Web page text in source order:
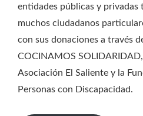
entidades públicas y privadas
muchos ciudadanos
con sus donaciones a través
COCINAMOS
Asociación El Saliente y la
Personas con Discapacidad.